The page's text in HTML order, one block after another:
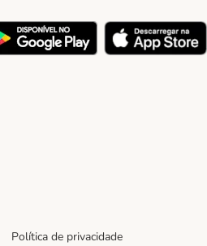
Política de privacidade